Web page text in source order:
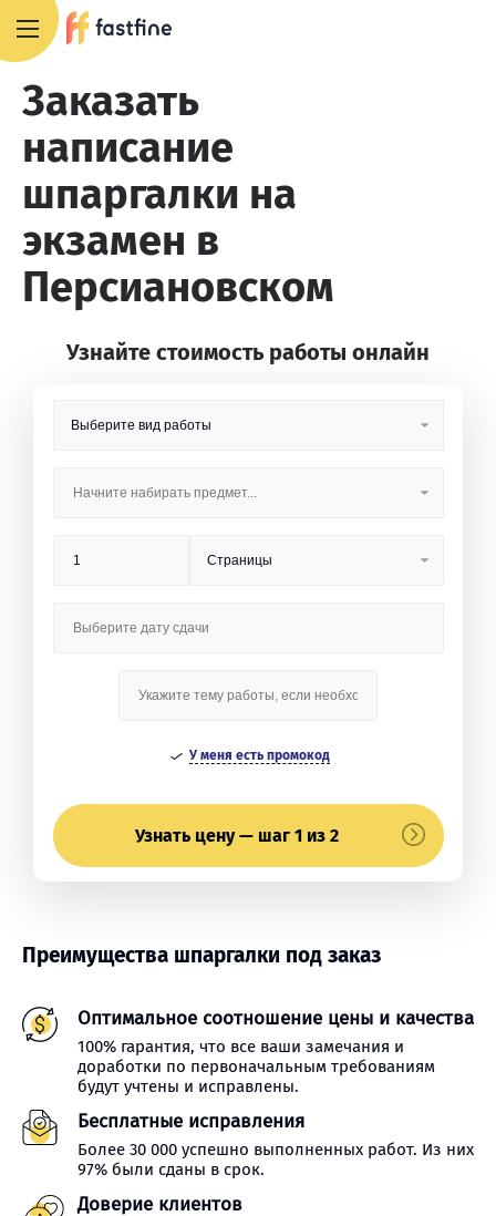
Заказать
написание
шпаргалки на
экзамен в
Персиановском
Узнайте стоимость работы онлайн
У меня есть промокод
Узнать цену — шаг 1 из 2
Преимущества шпаргалки под заказ
Оптимальное соотношение цены и качества
100% гарантия, что все ваши замечания и
доработки по первоначальным требованиям
будут учтены и исправлены.
Бесплатные исправления
Более 30 000 успешно выполненных работ. Из них
97% были сданы в срок.
Доверие клиентов